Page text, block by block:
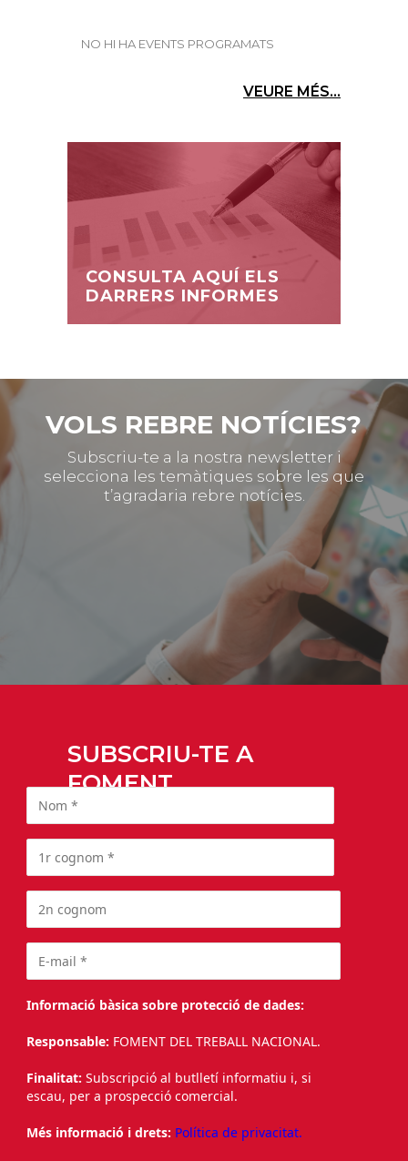
NO HI HA EVENTS PROGRAMATS
VEURE MÉS...
CONSULTA AQUÍ ELS
DARRERS INFORMES
VOLS REBRE NOTÍCIES?
Subscriu-te a la nostra newsletter i
selecciona les temàtiques sobre les que
t’agradaria rebre notícies.
SUBSCRIU-TE A
FOMENT
Informació bàsica sobre protecció de dades:
Responsable: FOMENT DEL TREBALL NACIONAL.
Finalitat: Subscripció al butlletí informatiu i, si
escau, per a prospecció comercial.
Més informació i drets: Política de privacitat.